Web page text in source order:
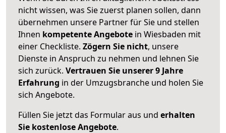
nicht wissen, was Sie zuerst planen sollen, dann
übernehmen unsere Partner für Sie und stellen
Ihnen kompetente Angebote in Wiesbaden mit
einer Checkliste. Zögern Sie nicht, unsere
Dienste in Anspruch zu nehmen und lehnen Sie
sich zurück. Vertrauen Sie unserer 9 Jahre
Erfahrung in der Umzugsbranche und holen Sie
sich Angebote.
Füllen Sie jetzt das Formular aus und erhalten
Sie kostenlose Angebote.